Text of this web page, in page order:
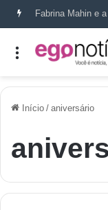
Fabrina Mahin e
Início / aniversário